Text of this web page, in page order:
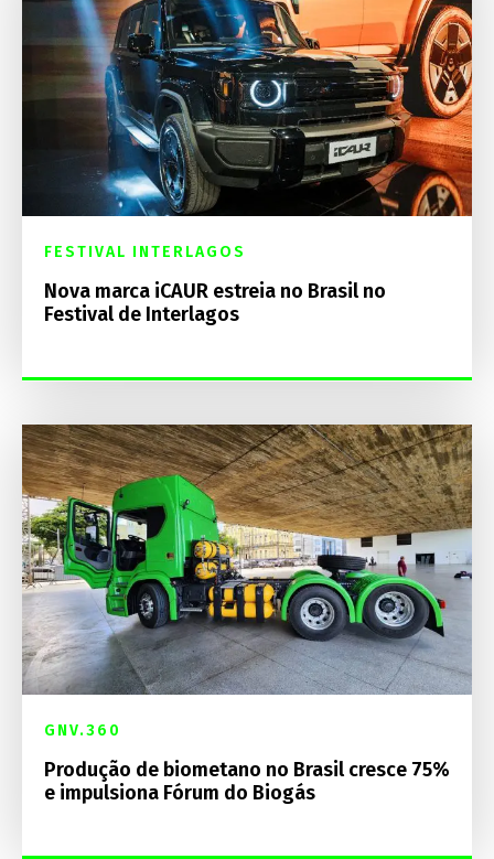
FESTIVAL INTERLAGOS
Nova marca iCAUR estreia no Brasil no
Festival de Interlagos
GNV.360
Produção de biometano no Brasil cresce 75%
e impulsiona Fórum do Biogás